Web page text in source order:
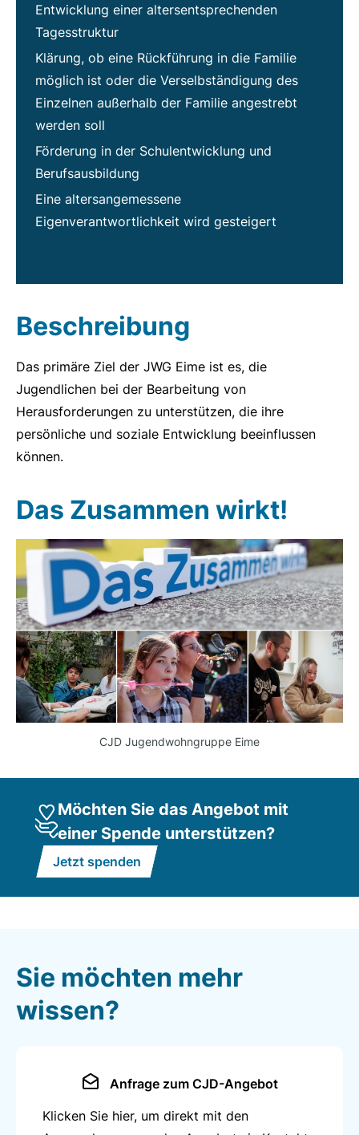
Entwicklung einer altersentsprechenden
Tagesstruktur
Klärung, ob eine Rückführung in die Familie
möglich ist oder die Verselbständigung des
Einzelnen außerhalb der Familie angestrebt
werden soll
Förderung in der Schulentwicklung und
Berufsausbildung
Eine altersangemessene
Eigenverantwortlichkeit wird gesteigert
Beschreibung
Das primäre Ziel der JWG Eime ist es, die
Jugendlichen bei der Bearbeitung von
Herausforderungen zu unterstützen, die ihre
persönliche und soziale Entwicklung beeinflussen
können.
Das Zusammen wirkt!
CJD Jugendwohngruppe Eime
Möchten Sie das Angebot mit
einer Spende unterstützen?
Jetzt spenden
Sie möchten mehr
wissen?
Anfrage zum CJD-Angebot
Klicken Sie hier, um direkt mit den